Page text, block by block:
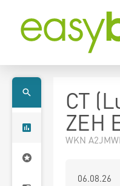
CT
ZEH
WKN
06.08.26